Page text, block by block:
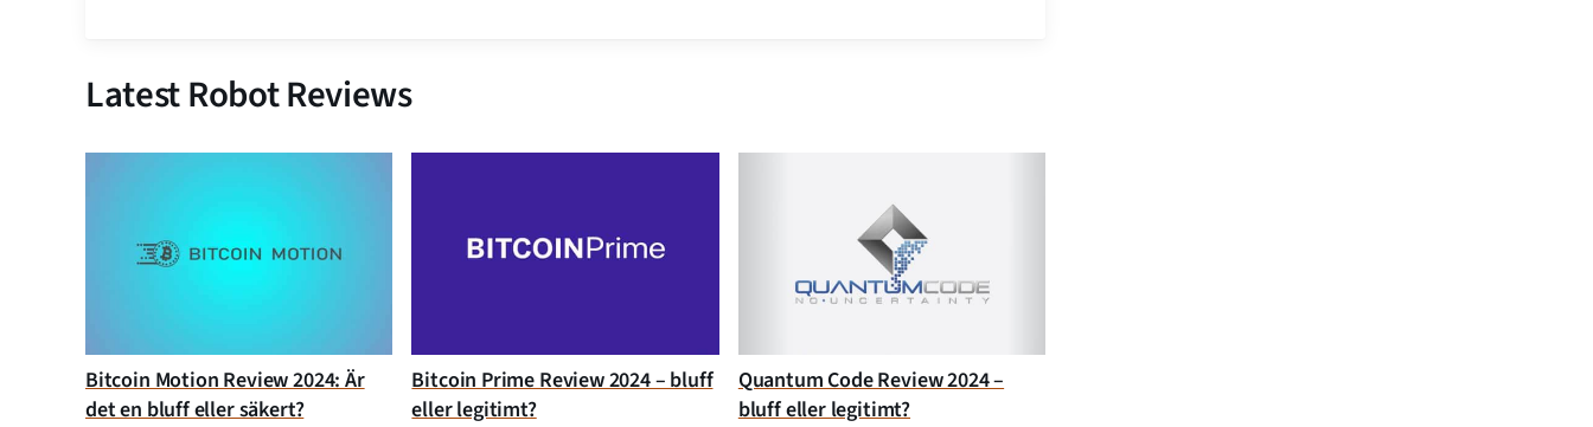
Latest Robot Reviews
Bitcoin Motion Review 2024: Är
det en bluff eller säkert?
Bitcoin Prime Review 2024 – bluff
eller legitimt?
Quantum Code Review 2024 –
bluff eller legitimt?